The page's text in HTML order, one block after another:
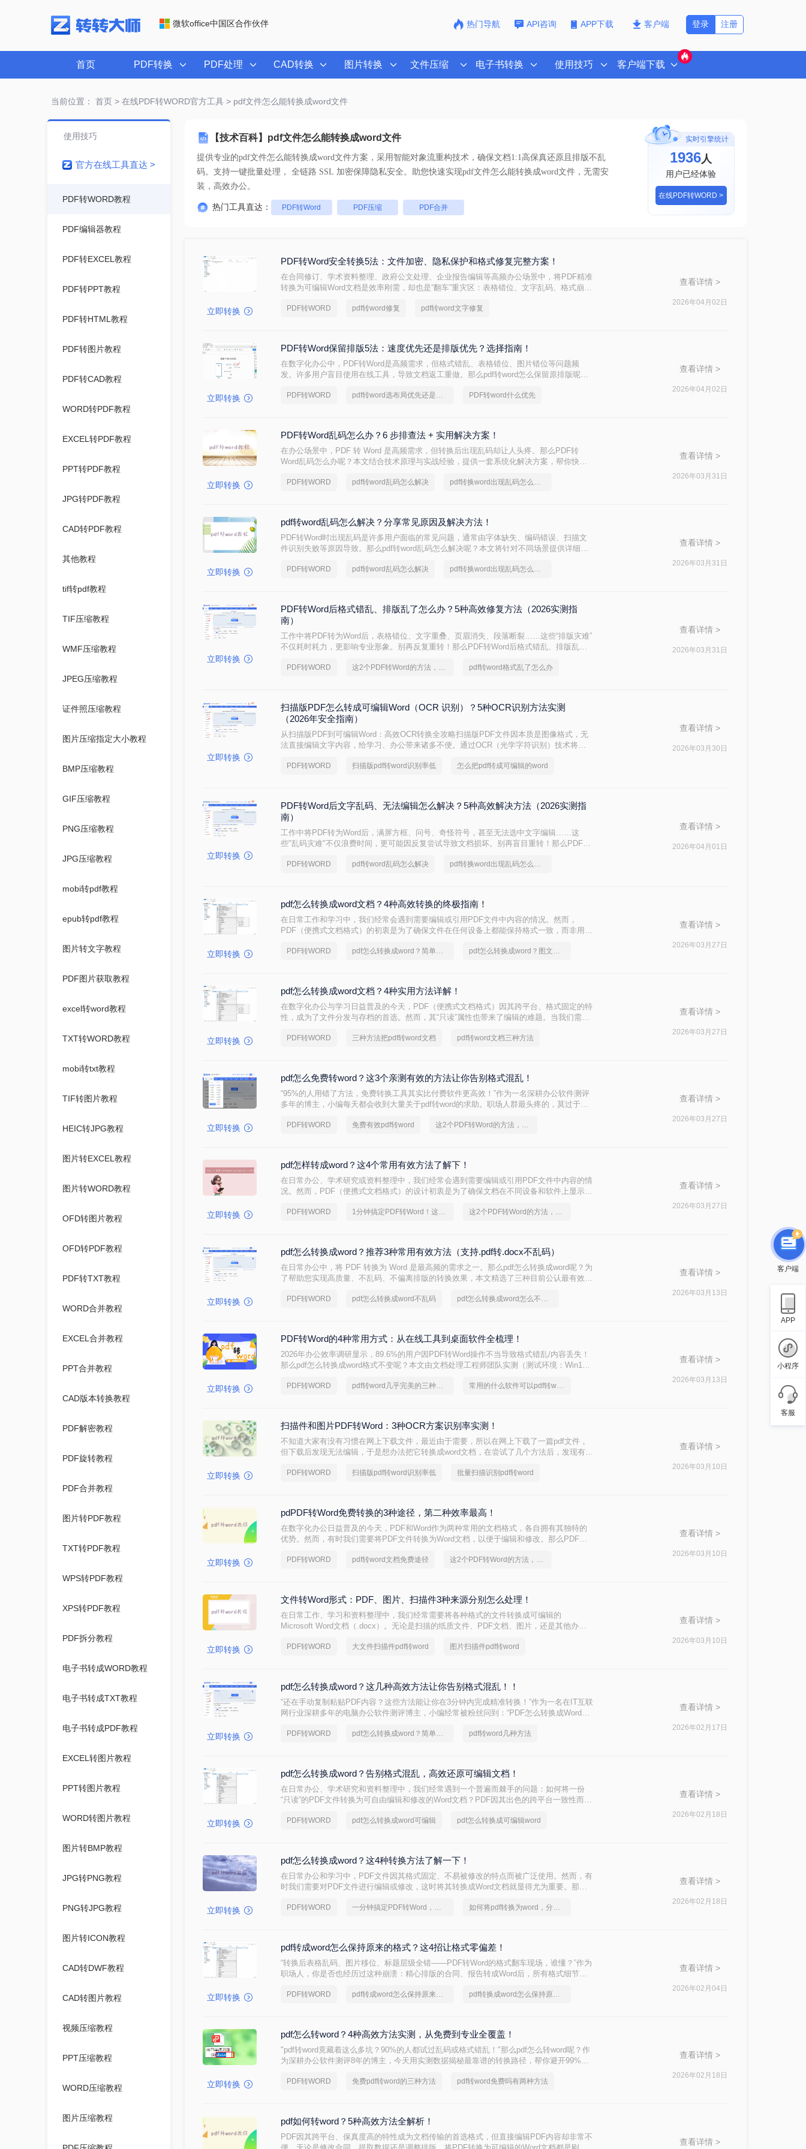
微软office中国区合作伙伴 热门导航 API咨询 APP下载 客户端 注册
登录
首页 PDF转换 PDF处理 CAD转换 图片转换 文件压缩 电子书转换 使用技巧 客户端下载
当前位置： 首页> 在线PDF转WORD官方工具> pdf文件怎么能转换成word文件
【技术百科】pdf文件怎么能转换成word文件
提供专业的pdf文件怎么能转换成word文件方案，采用智能对象流重构技术，确保文档1:1高保真还原且排版不乱
码。支持一键批量处理， 全链路 SSL 加密保障隐私安全。助您快速实现pdf文件怎么能转换成word文件，无需安
装，高效办公。
热门工具直达： PDF转Word PDF压缩 PDF合并
实时引擎统计
1937人
用户已经体验
在线PDF转WORD >
使用技巧
官方在线工具直达 >
PDF转WORD教程
PDF编辑器教程
PDF转EXCEL教程
PDF转PPT教程
PDF转HTML教程
PDF转图片教程
PDF转CAD教程
WORD转PDF教程
EXCEL转PDF教程
PPT转PDF教程
JPG转PDF教程
CAD转PDF教程
其他教程
tif转pdf教程
TIF压缩教程
WMF压缩教程
JPEG压缩教程
证件照压缩教程
图片压缩指定大小教程
BMP压缩教程
GIF压缩教程
PNG压缩教程
JPG压缩教程
mobi转pdf教程
epub转pdf教程
图片转文字教程
PDF图片获取教程
excel转word教程
TXT转WORD教程
mobi转txt教程
TIF转图片教程
HEIC转JPG教程
图片转EXCEL教程
图片转WORD教程
OFD转图片教程
OFD转PDF教程
PDF转TXT教程
WORD合并教程
EXCEL合并教程
PPT合并教程
CAD版本转换教程
PDF解密教程
PDF旋转教程
PDF合并教程
图片转PDF教程
TXT转PDF教程
WPS转PDF教程
XPS转PDF教程
PDF拆分教程
电子书转成WORD教程
电子书转成TXT教程
电子书转成PDF教程
EXCEL转图片教程
PPT转图片教程
WORD转图片教程
图片转BMP教程
JPG转PNG教程
PNG转JPG教程
图片转ICON教程
CAD转DWF教程
CAD转图片教程
视频压缩教程
PPT压缩教程
WORD压缩教程
图片压缩教程
立即转换
PDF转Word安全转换5法：文件加密、隐私保护和格式修复完整方案！
在合同修订、学术资料整理、政府公文处理、企业报告编辑等高频办公场景中，将PDF精准
转换为可编辑Word文档是效率刚需，却也是“翻车”重灾区：表格错位、文字乱码、格式崩
露事件！
PDF转WORD pdf转word修复 pdf转word文字修复
查看详情 >
2026年04月02日
立即转换
PDF转Word保留排版5法：速度优先还是排版优先？选择指南！
在数字化办公中，PDF转Word是高频需求，但格式错乱、表格错位、图片错位等问题频
发。许多用户盲目使用在线工具，导致文档返工重做。那么pdf转word怎么保留原排版呢？
边界与关键细节，助您高效保留原排版，让文档转换不再是痛点！
PDF转WORD pdf转word选布局优先还是编辑优先 PDF转word什么优先
查看详情 >
2026年04月02日
立即转换
PDF转Word乱码怎么办？6 步排查法 + 实用解决方案！
在办公场景中，PDF 转 Word 是高频需求，但转换后出现乱码却让人头疼。那么PDF转
Word乱码怎么办呢？本文结合技术原理与实战经验，提供一套系统化解决方案，帮你快速
PDF转WORD pdf转word乱码怎么解决 pdf转换word出现乱码怎么解决
查看详情 >
2026年03月31日
立即转换
pdf转word乱码怎么解决？分享常见原因及解决方法！
PDF转Word时出现乱码是许多用户面临的常见问题，通常由字体缺失、编码错误、扫描文
件识别失败等原因导致。那么pdf转word乱码怎么解决呢？本文将针对不同场景提供详细的
PDF转WORD pdf转word乱码怎么解决 pdf转换word出现乱码怎么解决
查看详情 >
2026年03月31日
立即转换
PDF转Word后格式错乱、排版乱了怎么办？5种高效修复方法（2026实测指
南）
工作中将PDF转为Word后，表格错位、文字重叠、页眉消失、段落断裂……这些“排版灾难”
不仅耗时耗力，更影响专业形象。别再反复重转！那么PDF转Word后格式错乱、排版乱了
PDF转WORD 这2个PDF转Word的方法，高效率转换，排版不乱码！ pdf转word格式乱了怎么办
查看详情 >
2026年03月31日
立即转换
扫描版PDF怎么转成可编辑Word（OCR 识别）？5种OCR识别方法实测
（2026年安全指南）
从扫描版PDF到可编辑Word：高效OCR转换全攻略扫描版PDF文件因本质是图像格式，无
法直接编辑文字内容，给学习、办公带来诸多不便。通过OCR（光学字符识别）技术将其
的转换方法，助您轻松释放文档价值。一、理解扫描版PDF与OCR转换扫描版PDF是通过
PDF转WORD 扫描版pdf转word识别率低 怎么把pdf转成可编辑的word
查看详情 >
2026年03月30日
立即转换
PDF转Word后文字乱码、无法编辑怎么解决？5种高效解决方法（2026实测指
南）
工作中将PDF转为Word后，满屏方框、问号、奇怪符号，甚至无法选中文字编辑……这
些"乱码灾难"不仅浪费时间，更可能因反复尝试导致文档损坏。别再盲目重转！那么PDF转
您10分钟内恢复可编辑文档！
PDF转WORD pdf转word乱码怎么解决 pdf转换word出现乱码怎么解决
查看详情 >
2026年04月01日
立即转换
pdf怎么转换成word文档？4种高效转换的终极指南！
在日常工作和学习中，我们经常会遇到需要编辑或引用PDF文件中内容的情况。然而，
PDF（便携式文档格式）的初衷是为了确保文件在任何设备上都能保持格式一致，而非用于
项高频且关键的需求。面对网络上琳琅满目的转换工具，如何选择一款高效、安全、精准的
PDF转WORD pdf怎么转换成word？简单高效的恢复方法 pdf怎么转换成word？图文恢复指南
查看详情 >
2026年03月27日
立即转换
pdf怎么转换成word文档？4种实用方法详解！
在数字化办公与学习日益普及的今天，PDF（便携式文档格式）因其跨平台、格式固定的特
性，成为了文件分发与存档的首选。然而，其“只读”属性也带来了编辑的难题。当我们需要
文档就成为了一项高频且关键的需求。市场上的转换工具琳琅满目，但效果参差不齐。
PDF转WORD 三种方法把pdf转word文档 pdf转word文档三种方法
查看详情 >
2026年03月27日
立即转换
pdf怎么免费转word？这3个亲测有效的方法让你告别格式混乱！
“95%的人用错了方法，免费转换工具其实比付费软件更高效！”作为一名深耕办公软件测评
多年的博主，小编每天都会收到大量关于pdf转word的求助。职场人群最头疼的，莫过于转
PDF转WORD 免费有效pdf转word 这2个PDF转Word的方法，高效率转换，排版不乱码！
查看详情 >
2026年03月27日
立即转换
pdf怎样转成word？这4个常用有效方法了解下！
在日常办公、学术研究或资料整理中，我们经常会遇到需要编辑或引用PDF文件中内容的情
况。然而，PDF（便携式文档格式）的设计初衷是为了确保文档在不同设备和软件上显示一
编辑的Word文档。面对网络上琳琅满目的转换工具，如何选择一款高效、安全且精准的工
PDF转WORD 1分钟搞定PDF转Word！这2个方法，一定要收好！ 这2个PDF转Word的方法，高效率转换，排版不乱码！
查看详情 >
2026年03月27日
立即转换
pdf怎么转换成word？推荐3种常用有效方法（支持.pdf转.docx不乱码）
在日常办公中，将 PDF 转换为 Word 是最高频的需求之一。那么pdf怎么转换成word呢？为
了帮助您实现高质量、不乱码、不偏离排版的转换效果，本文精选了三种目前公认最有效的
档，且完全避开了捆绑严重的传统软件。
PDF转WORD pdf怎么转换成word不乱码 pdf怎么转换成word怎么不乱码
查看详情 >
2026年03月13日
立即转换
PDF转Word的4种常用方式：从在线工具到桌面软件全梳理！
2026年办公效率调研显示，89.6%的用户因PDF转Word操作不当导致格式错乱/内容丢失！
那么pdf怎么转换成word格式不变呢？本文由文档处理工程师团队实测（测试环境：Win11 +
严格遵循《电子文档转换技术规范V3.0》，拆解4种零风险转换路径，附扫描件处理技巧
PDF转WORD pdf转word几乎完美的三种方式 常用的什么软件可以pdf转word
查看详情 >
2026年03月13日
立即转换
扫描件和图片PDF转Word：3种OCR方案识别率实测！
不知道大家有没有习惯在网上下载文件，最近由于需要，所以在网上下载了一篇pdf文件，
但下载后发现无法编辑，于是想办法把它转换成word文档，在尝试了几个方法后，发现有一
吧。下面讲讲pdf图片怎么转换成word图片文档的方法。
PDF转WORD 扫描版pdf转word识别率低 批量扫描识别pdf转word
查看详情 >
2026年03月10日
立即转换
pdPDF转Word免费转换的3种途径，第二种效率最高！
在数字化办公日益普及的今天，PDF和Word作为两种常用的文档格式，各自拥有其独特的
优势。然而，有时我们需要将PDF文件转换为Word文档，以便于编辑和修改。那么PDF如
松实现文档格式的转换。
PDF转WORD pdf转word文档免费途径 这2个PDF转Word的方法，高效率转换，排版不乱码！
查看详情 >
2026年03月10日
立即转换
文件转Word形式：PDF、图片、扫描件3种来源分别怎么处理！
在日常工作、学习和资料整理中，我们经常需要将各种格式的文件转换成可编辑的
Microsoft Word文档（.docx）。无论是扫描的纸质文件、PDF文档、图片，还是其他办公
word形式呢？本文将介绍几种最常用的转换方法，分析其优缺点，推荐实用工具，并提供操
PDF转WORD 大文件扫描件pdf转word 图片扫描件pdf转word
查看详情 >
2026年03月10日
立即转换
pdf怎么转换成word？这几种高效方法让你告别格式混乱！！
“还在手动复制粘贴PDF内容？这些方法能让你在3分钟内完成精准转换！”作为一名在IT互联
网行业深耕多年的电脑办公软件测评博主，小编经常被粉丝问到：“PDF怎么转换成Word而
到报告数据提取，但许多人因操作繁琐、结果不准而头疼。
PDF转WORD pdf怎么转换成word？简单高效的恢复方法 pdf转word几种方法
查看详情 >
2026年02月17日
立即转换
pdf怎么转换成word？告别格式混乱，高效还原可编辑文档！
在日常办公、学术研究和资料整理中，我们经常遇到一个普遍而棘手的问题：如何将一份
“只读”的PDF文件转换为可自由编辑和修改的Word文档？PDF因其出色的跨平台一致性而成
PDF转WORD pdf怎么转换成word可编辑 pdf怎么转换成可编辑word
查看详情 >
2026年02月18日
立即转换
pdf怎么转换成word？这4种转换方法了解一下！
在日常办公和学习中，PDF文件因其格式固定、不易被修改的特点而被广泛使用。然而，有
时我们需要对PDF文件进行编辑或修改，这时将其转换成Word文档就显得尤为重要。那么
PDF到Word的转换。
PDF转WORD 一分钟搞定PDF转Word，这2种简单方法，任意选择 如何将pdf转换为word，分享一种简单的方法
查看详情 >
2026年02月18日
立即转换
pdf转成word怎么保持原来的格式？这4招让格式零偏差！
“转换后表格乱码、图片移位、标题层级全错——PDF转Word的格式翻车现场，谁懂？”作为
职场人，你是否也经历过这种崩溃：精心排版的合同、报告转成Word后，所有格式细节全
PDF转WORD pdf转成word怎么保持原来的格式 pdf转换成word怎么保持原来格式
查看详情 >
2026年02月04日
立即转换
pdf怎么转word？4种高效方法实测，从免费到专业全覆盖！
"pdf转word竟藏着这么多坑？90%的人都试过乱码或格式错乱！"那么pdf怎么转word呢？作
为深耕办公软件测评8年的博主，今天用实测数据揭秘最靠谱的转换路径，帮你避开99%的
PDF转WORD 免费pdf转word的三种方法 pdf转word免费吗有两种方法
查看详情 >
2026年02月18日
pdf如何转word？5种高效方法全解析！
PDF因其跨平台、保真度高的特性成为文档传输的首选格式，但直接编辑PDF内容却非常不
查看详情 >
客户端
APP
小程序
客服